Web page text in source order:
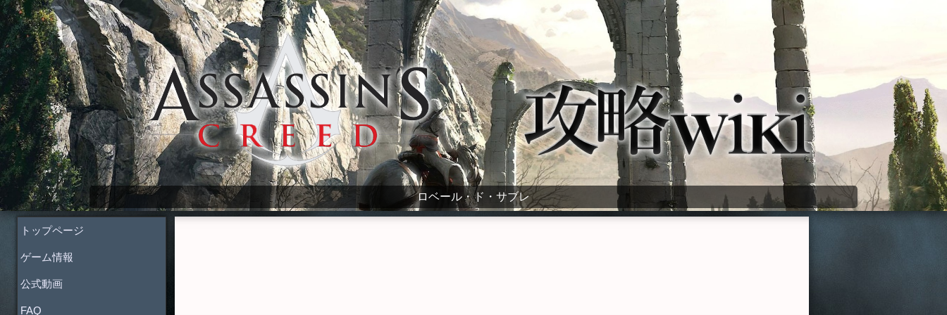
Assassin's Creed Wiki
ロベール・ド・サブレ
トップページ
ゲーム情報
公式動画
FAQ